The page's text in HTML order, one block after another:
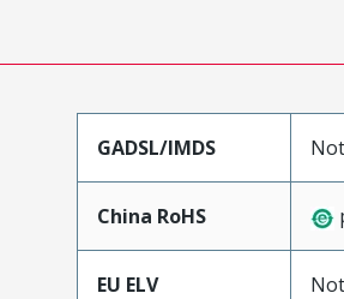
GADSL/IMDS
China RoHS
EU ELV